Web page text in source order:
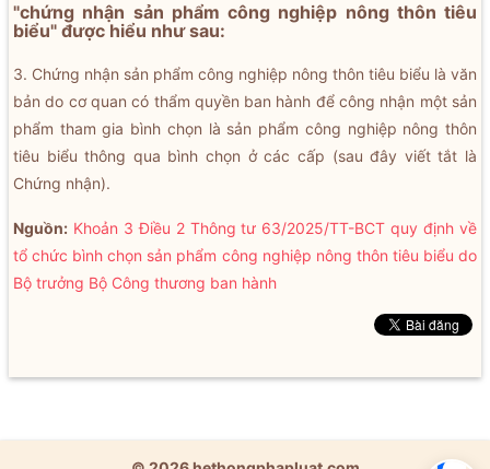
"chứng nhận sản phẩm công nghiệp nông thôn tiêu
biểu" được hiểu như sau:
3. Chứng nhận sản phẩm công nghiệp nông thôn tiêu biểu là văn
bản do cơ quan có thẩm quyền ban hành để công nhận một sản
phẩm tham gia bình chọn là sản phẩm công nghiệp nông thôn
tiêu biểu thông qua bình chọn ở các cấp (sau đây viết tắt là
Chứng nhận).
Nguồn: Khoản 3 Điều 2 Thông tư 63/2025/TT-BCT quy định về
tổ chức bình chọn sản phẩm công nghiệp nông thôn tiêu biểu do
Bộ trưởng Bộ Công thương ban hành